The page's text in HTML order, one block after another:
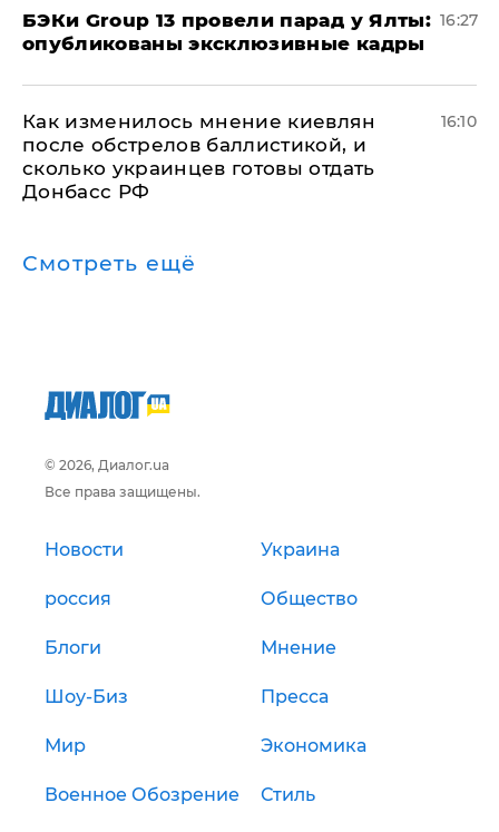
​БЭКи Group 13 провели парад у Ялты:
опубликованы эксклюзивные кадры
16:27
Как изменилось мнение киевлян
после обстрелов баллистикой, и
сколько украинцев готовы отдать
Донбасс РФ
16:10
Смотреть ещё
© 2026, Диалог.ua
Все права защищены.
Новости Украина
россия Общество
Блоги Мнение
Шоу-Биз Пресса
Мир Экономика
Военное Обозрение Стиль